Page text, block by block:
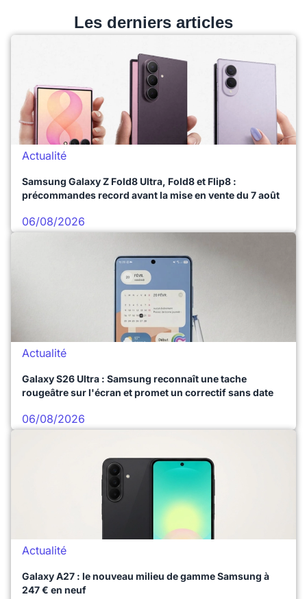
Les derniers articles
Actualité
Samsung Galaxy Z Fold8 Ultra, Fold8 et Flip8 :
précommandes record avant la mise en vente du 7 août
06/08/2026
Actualité
Galaxy S26 Ultra : Samsung reconnaît une tache
rougeâtre sur l'écran et promet un correctif sans date
06/08/2026
Actualité
Galaxy A27 : le nouveau milieu de gamme Samsung à
247 € en neuf